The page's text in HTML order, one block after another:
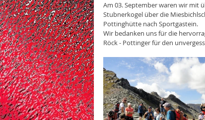
Am 03. September waren wir mit
Stubnerkogel über die
Pottinghütte nach Sportgastein.
Wir bedanken uns für die
Röck - Pottinger für den